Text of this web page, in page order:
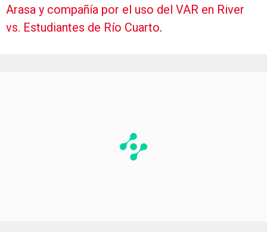
Arasa y compañía por el uso del VAR en River
vs. Estudiantes de Río Cuarto.